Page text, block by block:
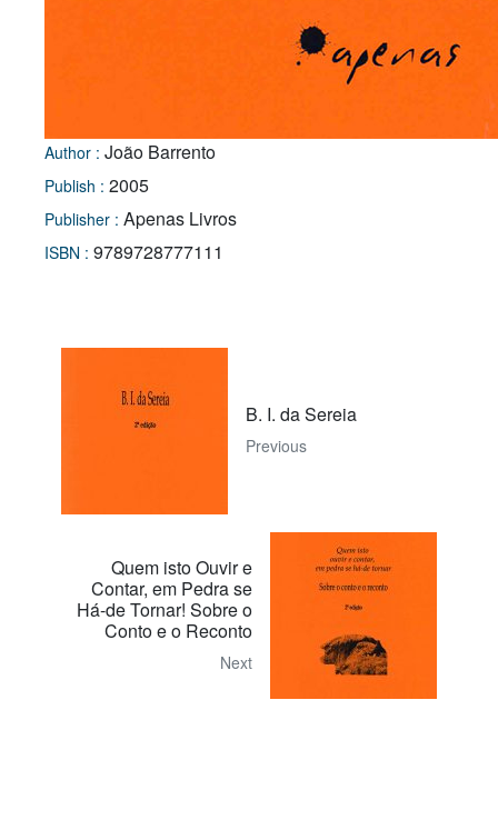
Author : João Barrento
Publish : 2005
Publisher : Apenas Livros
ISBN : 9789728777111
B. I. da Sereia
Previous
Quem isto Ouvir e
Contar, em Pedra se
Há-de Tornar! Sobre o
Conto e o Reconto
Next